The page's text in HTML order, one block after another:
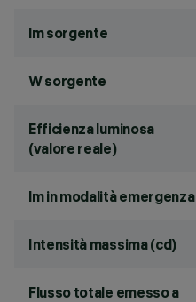
lm sorgente
W sorgente
Efficienza luminosa
(valore reale)
lm in modalità emergenza
Intensità massima (cd)
Flusso totale emesso a